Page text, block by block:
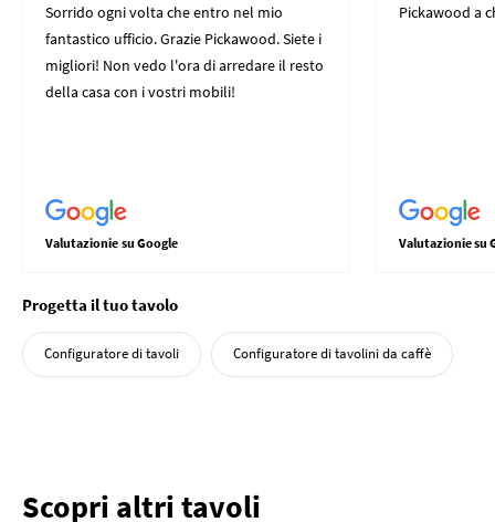
Sorrido ogni volta che entro nel mio
fantastico ufficio. Grazie Pickawood. Siete i
migliori! Non vedo l'ora di arredare il resto
della casa con i vostri mobili!
Valutazionie su Google
Pickawood a
Valutazionie su
Progetta il tuo tavolo
Configuratore di tavoli Configuratore di tavolini da caffè
Scopri altri tavoli